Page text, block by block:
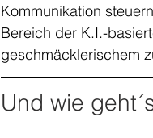
Kommunikation
Bereich der K.I.-
geschmäcklerischem
Und wie